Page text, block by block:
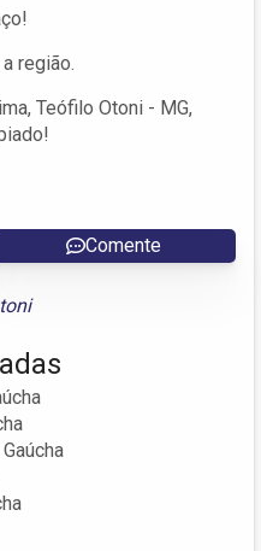
região.
Teófilo Otoni - MG,
Comente